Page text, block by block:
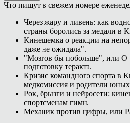
Что пишут в свежем номере
Через жару и ливень: как
страны боролись за медали в
Кинешемка о реакции на
даже не ожидала".
"Мозгов бы побольше", или О
подготовку теракта.
Кризис командного спорта в
медкомиссия и родители
Рок, брызги и нейросети:
спортсменам гимн.
Механик против цифры, или